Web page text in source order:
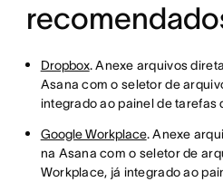
Dropbox. Anexe arquivos
Asana com o seletor de
integrado ao painel de tarefas
Google Workplace. Anexe
na Asana com o seletor de
Workplace, já integrado ao